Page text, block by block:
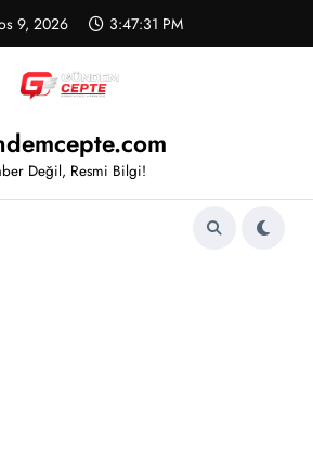
9, 2026 3:47:32 PM
Değil, Resmi Bilgi!